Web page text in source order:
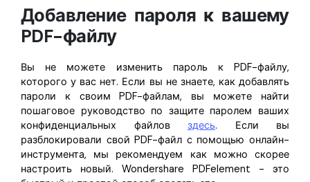
Добавление пароля к вашему
PDF-файлу
Вы не можете изменить пароль к PDF-файлу,
которого у вас нет. Если вы не знаете, как добавлять
пароли к своим PDF-файлам, вы можете найти
пошаговое руководство по защите паролем ваших
конфиденциальных файлов здесь. Если вы
разблокировали свой PDF-файл с помощью онлайн-
инструмента, мы рекомендуем как можно скорее
настроить новый. Wondershare PDFelement - это